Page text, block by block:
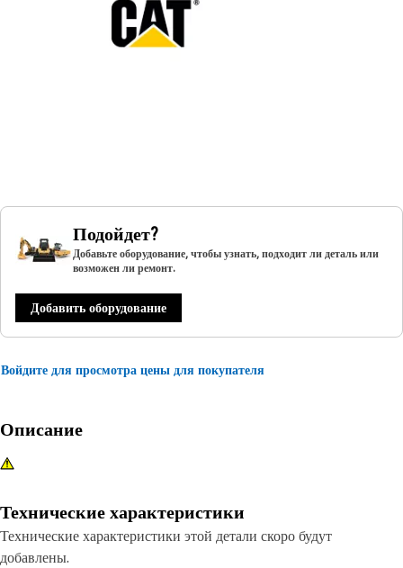
Подойдет?
Добавьте оборудование, чтобы узнать, подходит ли деталь или
возможен ли ремонт.
Добавить оборудование
Войдите для просмотра цены для покупателя
Описание
Технические характеристики
Технические характеристики этой детали скоро будут
добавлены.